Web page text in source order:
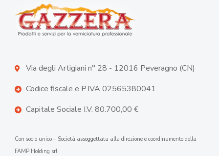
Via degli Artigiani n° 28 - 12016 Peveragno (CN)
Codice fiscale e P.IVA 02565380041
Capitale Sociale I.V. 80.700,00 €
Con socio unico – Società assoggettata alla direzione e coordinamento della
FAMP Holding srl